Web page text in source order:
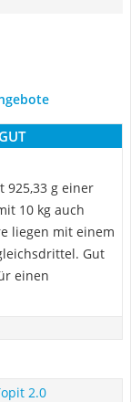
925,33 g einer
10 kg auch
liegen mit einem
Gut
einen
2.0